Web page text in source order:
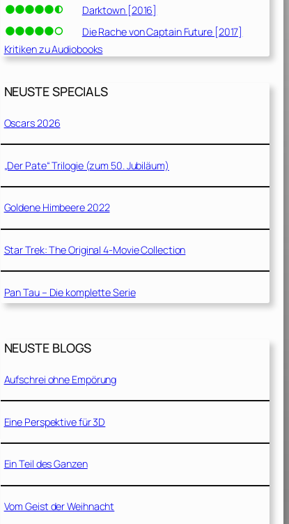
Darktown [2016]
Die Rache von Captain Future [2017]
Kritiken zu Audiobooks
NEUSTE SPECIALS
Oscars 2026
„Der Pate“ Trilogie (zum 50. Jubiläum)
Goldene Himbeere 2022
Star Trek: The Original 4-Movie Collection
Pan Tau – Die komplette Serie
NEUSTE BLOGS
Aufschrei ohne Empörung
Eine Perspektive für 3D
Ein Teil des Ganzen
Vom Geist der Weihnacht